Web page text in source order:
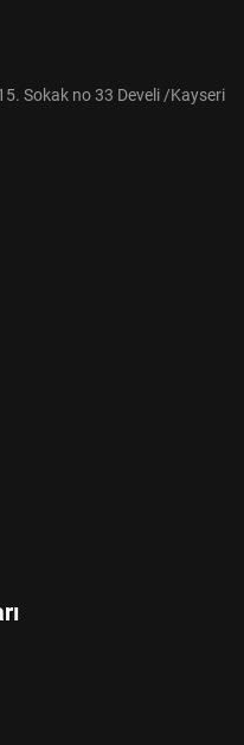
Sokak no 33 Develi /Kayseri